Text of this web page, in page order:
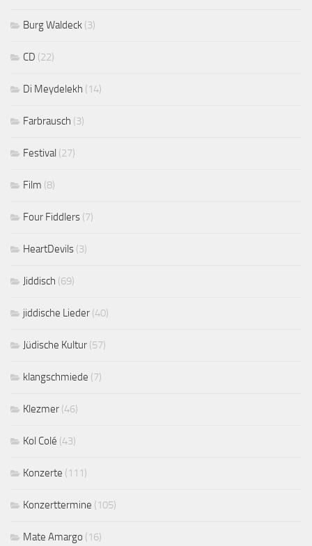
Burg Waldeck (3)
CD (22)
Di Meydelekh (14)
Farbrausch (3)
Festival (27)
Film (8)
Four Fiddlers (7)
HeartDevils (3)
Jiddisch (69)
jiddische Lieder (40)
Jüdische Kultur (57)
klangschmiede (7)
Klezmer (46)
Kol Colé (43)
Konzerte (111)
Konzerttermine (105)
Mate Amargo (16)